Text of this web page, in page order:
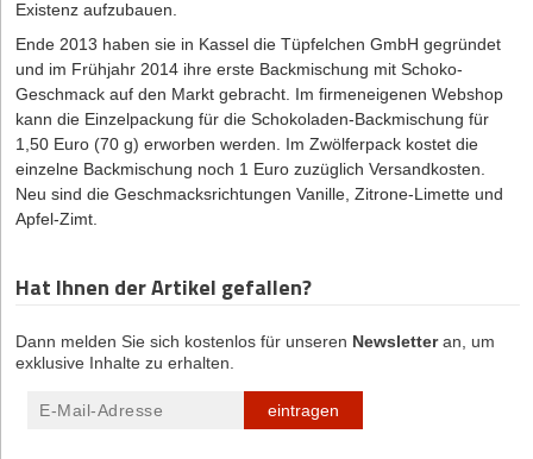
Existenz aufzubauen.
Ende 2013 haben sie in Kassel die Tüpfelchen GmbH gegründet
und im Frühjahr 2014 ihre erste Backmischung mit Schoko-
Geschmack auf den Markt gebracht. Im firmeneigenen Webshop
kann die Einzelpackung für die Schokoladen-Backmischung für
1,50 Euro (70 g) erworben werden. Im Zwölferpack kostet die
einzelne Backmischung noch 1 Euro zuzüglich Versandkosten.
Neu sind die Geschmacksrichtungen Vanille, Zitrone-Limette und
Apfel-Zimt.
Hat Ihnen der Artikel gefallen?
Dann melden Sie sich kostenlos für unseren Newsletteran, um
exklusive Inhalte zu erhalten.
eintragen